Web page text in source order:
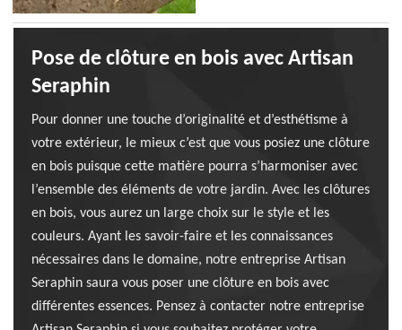
Pose de clôture en bois avec Artisan
Seraphin
Pour donner une touche d’originalité et d’esthétisme à
votre extérieur, le mieux c’est que vous posiez une clôture
en bois puisque cette matière pourra s’harmoniser avec
l’ensemble des éléments de votre jardin. Avec les clôtures
en bois, vous aurez un large choix sur le style et les
couleurs. Ayant les savoir-faire et les connaissances
nécessaires dans le domaine, notre entreprise Artisan
Seraphin saura vous poser une clôture en bois avec
différentes essences. Pensez à contacter notre entreprise